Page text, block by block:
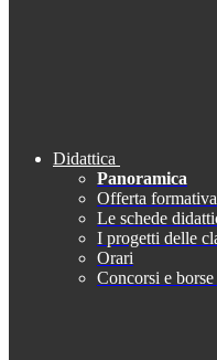
Didattica
Panoramica
Offerta formativa
Le schede
I progetti delle
Orari
Concorsi e